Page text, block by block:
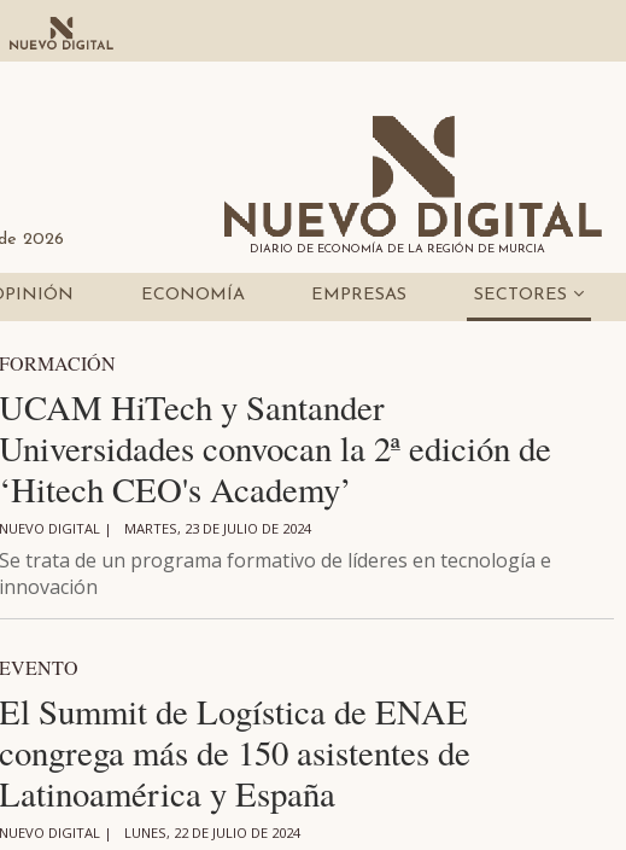
2026
DIARIO DE ECONOMÍA DE LA REGIÓN DE MURCIA
ECONOMÍA EMPRESAS SECTORES
FORMACIÓN
UCAM HiTech y Santander
Universidades convocan la 2ª edición de
‘Hitech CEO's Academy’
NUEVO DIGITAL | MARTES, 23 DE JULIO DE 2024
Se trata de un programa formativo de líderes en tecnología e
innovación
EVENTO
El Summit de Logística de ENAE
congrega más de 150 asistentes de
Latinoamérica y España
NUEVO DIGITAL | LUNES, 22 DE JULIO DE 2024